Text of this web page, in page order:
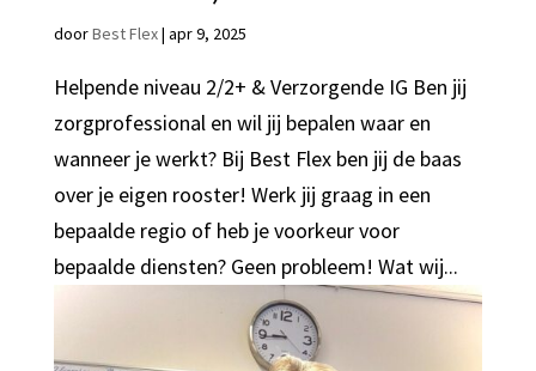
doorBest Flex| apr 9, 2025
Helpende niveau 2/2+ & Verzorgende IG Ben jij
zorgprofessional en wil jij bepalen waar en
wanneer je werkt? Bij Best Flex ben jij de baas
over je eigen rooster! Werk jij graag in een
bepaalde regio of heb je voorkeur voor
bepaalde diensten? Geen probleem! Wat wij...